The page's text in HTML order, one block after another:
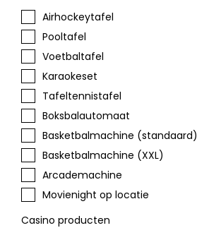
Airhockeytafel
Pooltafel
Voetbaltafel
Karaokeset
Tafeltennistafel
Boksbalautomaat
Basketbalmachine (standaard)
Basketbalmachine (XXL)
Arcademachine
Movienight op locatie
Casino producten